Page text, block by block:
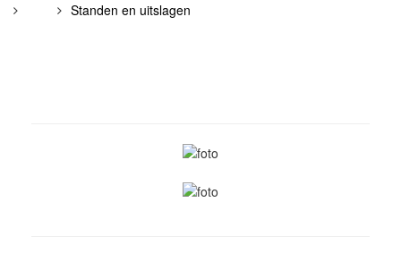
Standen en uitslagen